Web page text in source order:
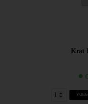
Krat